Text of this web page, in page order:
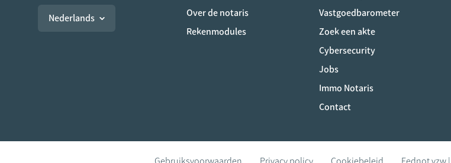
Nederlands
Over de notaris
Rekenmodules
Vastgoedbarometer
Zoek een akte
Cybersecurity
Jobs
Immo Notaris
Contact